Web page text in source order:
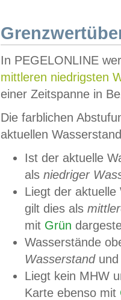
In PEGELONLINE
mittleren niedrigsten
einer Zeitspanne in
Die farblichen
aktuellen
Ist der aktuelle
als niedriger
Liegt der
gilt dies als
mit Grün
Wasserstände
Wasserstandund
Liegt kein MHW
Karte ebenso mit